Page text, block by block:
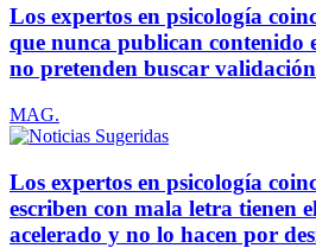
Los expertos en psicología
que nunca publican contenido
no pretenden buscar
MAG.
Los expertos en psicología
escriben con mala letra tienen
acelerado y no lo hacen por